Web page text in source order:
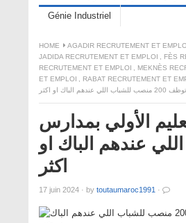
Génie Industriel
HOME AGADIR RECRUTEMENT ET
JADIDA RECRUTEMENT ET EMPLOI
FÈS
RECRUTEMENT ET EMPLOI
MEKNÈS
ET EMPLOI
RABAT RECRUTEMENT ET
الأولي بمدارس
للشباب اللي عندهم الباك او
اكثر
17 juin 2024 · by toutaumaroc1991 ·